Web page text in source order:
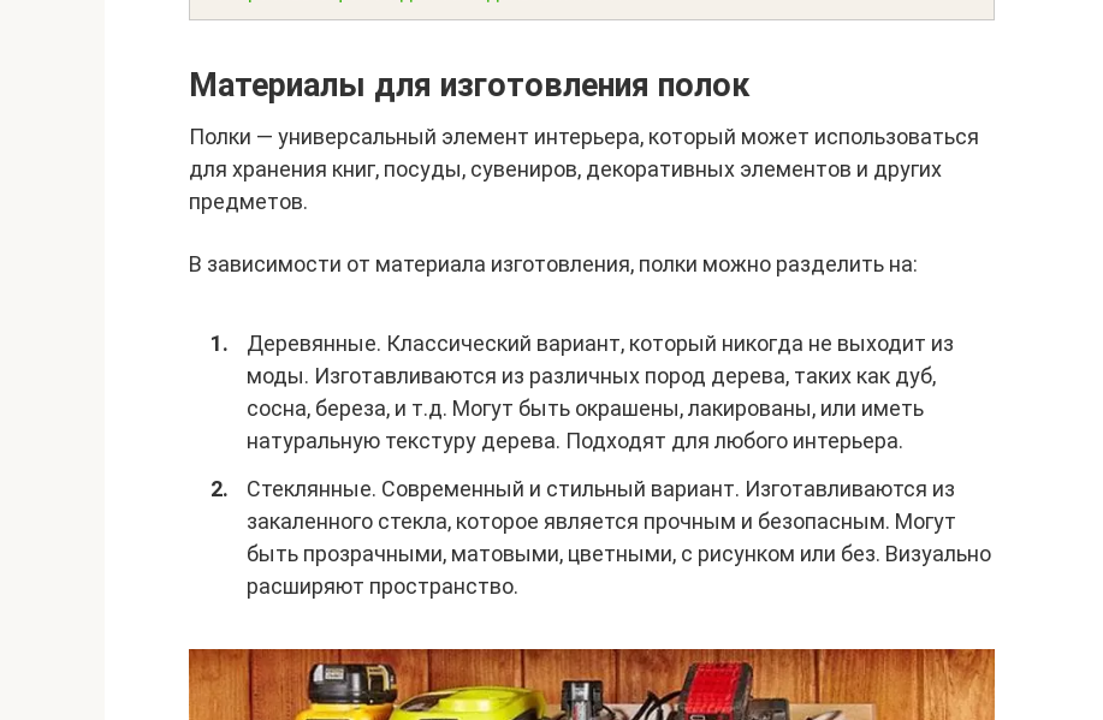
Материалы для изготовления полок
Полки — универсальный элемент интерьера, который может использоваться
для хранения книг, посуды, сувениров, декоративных элементов и других
предметов.
В зависимости от материала изготовления, полки можно разделить на:
Деревянные. Классический вариант, который никогда не выходит из
моды. Изготавливаются из различных пород дерева, таких как дуб,
сосна, береза, и т.д. Могут быть окрашены, лакированы, или иметь
натуральную текстуру дерева. Подходят для любого интерьера.
Стеклянные. Современный и стильный вариант. Изготавливаются из
закаленного стекла, которое является прочным и безопасным. Могут
быть прозрачными, матовыми, цветными, с рисунком или без. Визуально
расширяют пространство.